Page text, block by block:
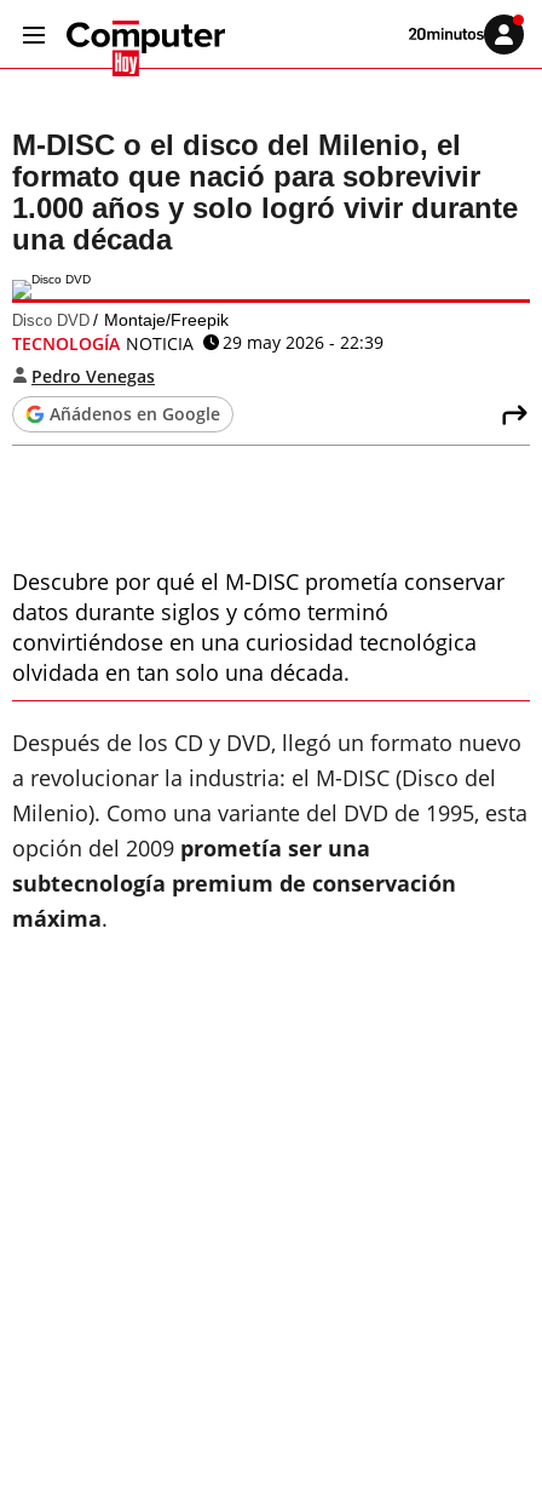
Volver
Iniciar
sesión
M-DISC o el disco del Milenio, el
formato que nació para sobrevivir
1.000 años y solo logró vivir durante
una década
Disco DVD Montaje/Freepik
TECNOLOGÍA NOTICIA
29 may 2026 - 22:39
Pedro Venegas
Añádenos en Google
Descubre por qué el M-DISC prometía conservar
datos durante siglos y cómo terminó
convirtiéndose en una curiosidad tecnológica
olvidada en tan solo una década.
Después de los CD y DVD, llegó un formato nuevo
a revolucionar la industria: el M-DISC (Disco del
Milenio). Como una variante del DVD de 1995, esta
opción del 2009 prometía ser una
subtecnología premium de conservación
máxima.